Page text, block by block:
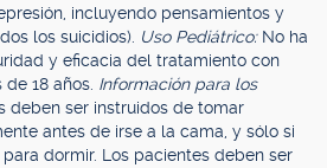
incluyendo pensamientos y
los suicidios). Uso Pediátrico: No ha
y eficacia del tratamiento con
18 años. Información para los
deben ser instruidos de tomar
antes de irse a la cama, y sólo si
dormir. Los pacientes deben ser